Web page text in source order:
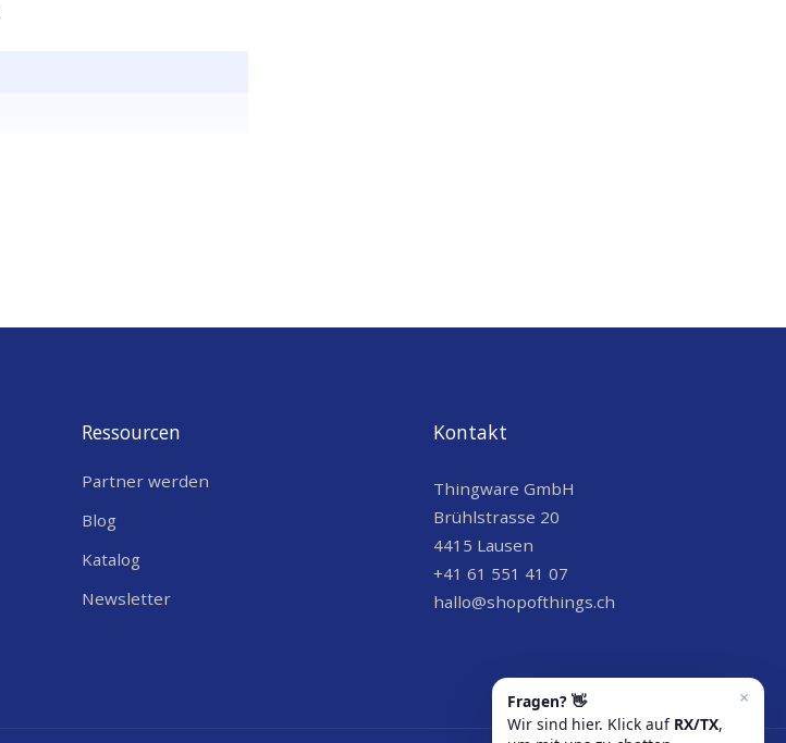
Ressourcen
Partner werden
Blog
Katalog
Newsletter
Kontakt
Thingware GmbH
Brühlstrasse 20
4415 Lausen
+41 61 551 41 07
hallo@shopofthings.ch